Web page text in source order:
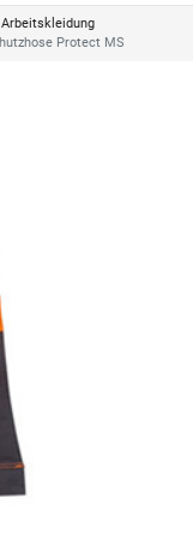
Arbeitskleidung
Protect MS